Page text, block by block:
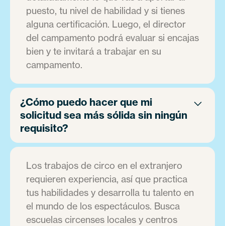
puesto, tu nivel de habilidad y si tienes
alguna certificación. Luego, el director
del campamento podrá evaluar si encajas
bien y te invitará a trabajar en su
campamento.
¿Cómo puedo hacer que mi
solicitud sea más sólida sin ningún
requisito?
Los trabajos de circo en el extranjero
requieren experiencia, así que practica
tus habilidades y desarrolla tu talento en
el mundo de los espectáculos. Busca
escuelas circenses locales y centros